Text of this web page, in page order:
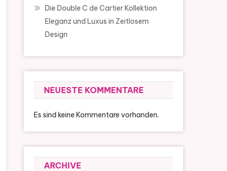
Die Double C de Cartier Kollektion
Eleganz und Luxus in Zeitlosem
Design
NEUESTE KOMMENTARE
Es sind keine Kommentare vorhanden.
ARCHIVE